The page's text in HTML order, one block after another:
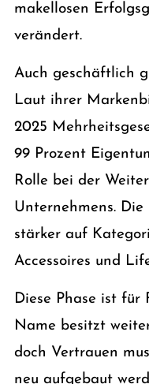
makellosen
verändert.
Auch geschäftlich
Laut ihrer
2025
99 Prozent
Rolle bei der
Unternehmens.
stärker auf
Accessoires und
Diese Phase ist für
Name besitzt
doch Vertrauen
neu aufgebaut